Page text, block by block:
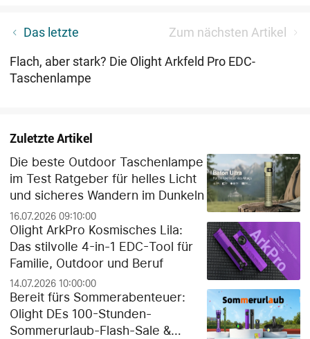
Das letzte Zum nächsten Artikel
Olight Seeker 4 Pro Bedienung und Anleitung für die
Flach, aber stark? Die Olight Arkfeld Pro EDC-
Taschenlampe
Zuletzte Artikel
Die beste Outdoor Taschenlampe
im Test Ratgeber für helles Licht
und sicheres Wandern im Dunkeln
16.07.2026 09:10:00
Olight ArkPro Kosmisches Lila:
Das stilvolle 4-in-1 EDC-Tool für
Familie, Outdoor und Beruf
14.07.2026 10:00:00
Bereit fürs Sommerabenteuer:
Olight DEs 100-Stunden-
Sommerurlaub-Flash-Sale &